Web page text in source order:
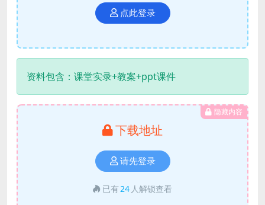
点此登录
资料包含：课堂实录+教案+ppt课件
隐藏内容
下载地址
请先登录
已有 24 人解锁查看